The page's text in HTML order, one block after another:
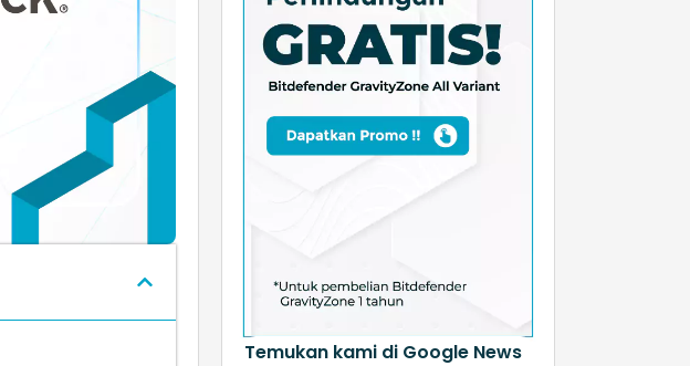
Temukan kami di Google News